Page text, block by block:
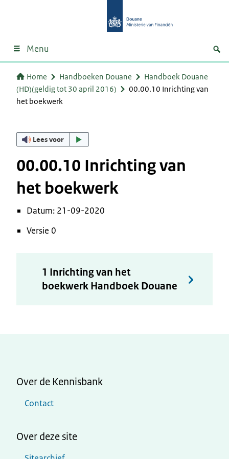
Menu
Home Handboeken Douane
Handboek Douane
(HD)(geldig tot 30 april 2016)
00.00.10 Inrichting van
het boekwerk
Lees voor
00.00.10 Inrichting van
het boekwerk
Datum: 21-09-2020
Versie 0
1 Inrichting van het
boekwerk Handboek Douane
Over de Kennisbank
Contact
Over deze site